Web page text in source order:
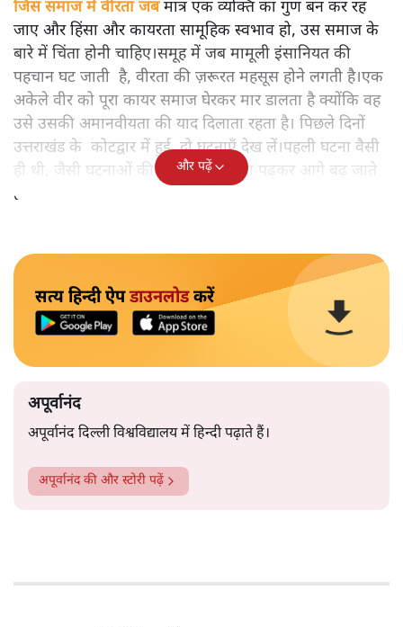
जिस समाज में वीरता जबमात्र एक व्यक्ति का गुण बन कर रह
जाए और हिंसा और कायरता सामूहिक स्वभाव हो, उस समाज के
बारे में चिंता होनी चाहिए।समूह में जब मामूली इंसानियत की
पहचान घट जाती है, वीरता की ज़रूरत महसूस होने लगती है।एक
अकेले वीर को पूरा कायर समाज घेरकर मार डालता है क्योंकि वह
उसे उसकी अमानवीयता की याद दिलाता रहता है। पिछले दिनों
उत्तराखंड के कोटद्वार में हुई दो घटनाएँ देख लें।पहली घटना वैसी
ही थी, जैसी घटनाओं की खबर हम रोज़ाना पढ़कर आगे बढ़ जाते
हैं।भारत के तक़रीबन हर हिस्से से ऐसी खबर आती ही रहती है।
और पढ़ें
सत्य हिन्दी ऐपडाउनलोडकरें
अपूर्वानंद
अपूर्वानंद दिल्ली विश्वविद्यालय में हिन्दी पढ़ाते हैं।
अपूर्वानंदकी और स्टोरी पढ़ें